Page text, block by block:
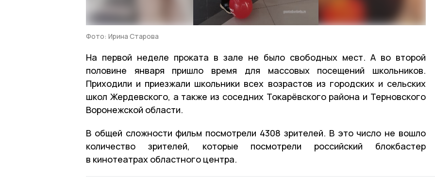
Фото: Ирина Старова
На первой неделе проката в зале не было свободных мест. А во второй
половине января пришло время для массовых посещений школьников.
Приходили и приезжали школьники всех возрастов из городских и сельских
школ Жердевского, а также из соседних Токарёвского района и Терновского
Воронежской области.
В общей сложности фильм посмотрели 4308 зрителей. В это число не вошло
количество зрителей, которые посмотрели российский блокбастер
в кинотеатрах областного центра.